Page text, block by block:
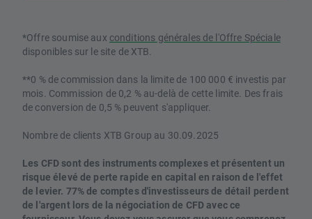
*Offre soumise aux conditions générales de l'Offre Spéciale
disponibles sur le site de XTB.
**0 % de commission dans la limite de 100 000 € investis par
mois. Commission de 0,2 % au-delà de cette limite. Des frais
de conversion de 0,5 % peuvent s'appliquer.
Nombre de clients XTB Group au 30.09.2025
Les CFD sont des instruments complexes et présentent un
risque élevé de perte rapide en capital en raison de l'effet
de levier. 77% de comptes d'investisseurs de détail perdent
de l'argent lors de la négociation de CFD avec ce